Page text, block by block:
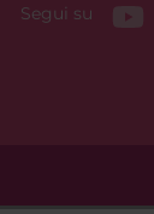
Segui su